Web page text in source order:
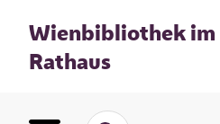
Wienbibliothek im
Rathaus